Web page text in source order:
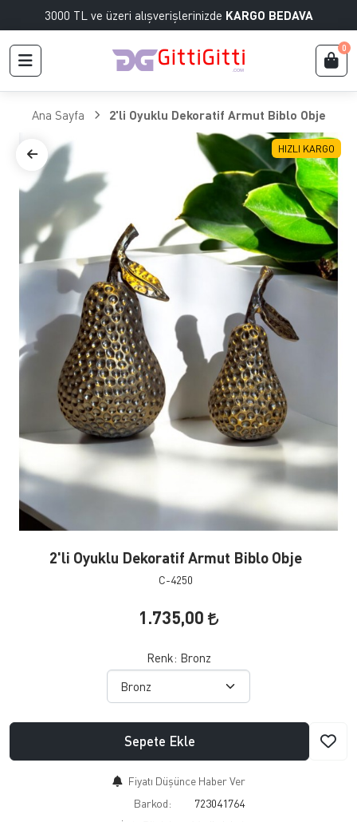
3000 TL ve üzeri alışverişlerinizde KARGO BEDAVA
0
Ana Sayfa 2'li Oyuklu Dekoratif Armut Biblo Obje
HIZLI KARGO
2'li Oyuklu Dekoratif Armut Biblo Obje
C-4250
1.735,00
Renk: Bronz
Sepete Ekle
Fiyatı Düşünce Haber Ver
Barkod:
723041764